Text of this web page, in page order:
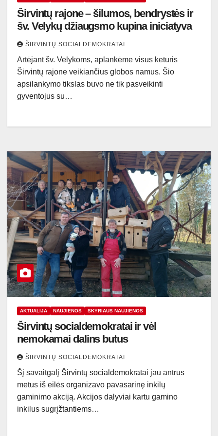
Širvintų rajone – šilumos, bendrystės ir
šv. Velykų džiaugsmo kupina iniciatyva
ŠIRVINTŲ SOCIALDEMOKRATAI
Artėjant šv. Velykoms, aplankėme visus keturis
Širvintų rajone veikiančius globos namus. Šio
apsilankymo tikslas buvo ne tik pasveikinti
gyventojus su…
AKTUALIJA NAUJIENOS SKYRIAUS NAUJIENOS
Širvintų socialdemokratai ir vėl
nemokamai dalins butus
ŠIRVINTŲ SOCIALDEMOKRATAI
Šį savaitgalį Širvintų socialdemokratai jau antrus
metus iš eilės organizavo pavasarinę inkilų
gaminimo akciją. Akcijos dalyviai kartu gamino
inkilus sugrįžtantiems…